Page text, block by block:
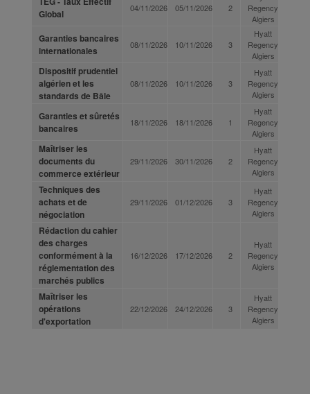
Global
04/11/2026 05/11/2026 2
Regency
Algiers
Garanties bancaires
internationales
08/11/2026 10/11/2026 3
Hyatt
Regency
Algiers
Dispositif prudentiel
algérien et les
standards de Bâle
08/11/2026 10/11/2026 3
Hyatt
Regency
Algiers
Garanties et sûretés
bancaires
18/11/2026 18/11/2026 1
Hyatt
Regency
Algiers
Maîtriser les
documents du
commerce extérieur
29/11/2026 30/11/2026 2
Hyatt
Regency
Algiers
Techniques des
achats et de
négociation
29/11/2026 01/12/2026 3
Hyatt
Regency
Algiers
Rédaction du cahier
des charges
conformément à la
réglementation des
marchés publics
16/12/2026 17/12/2026 2
Hyatt
Regency
Algiers
Maîtriser les
opérations
d'exportation
22/12/2026 24/12/2026 3
Hyatt
Regency
Algiers